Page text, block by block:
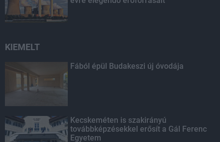
KIEMELT
Fából épül Budakeszi új óvodája
Kecskeméten is szakirányú
továbbképzésekkel erősít a Gál Ferenc
Egyetem